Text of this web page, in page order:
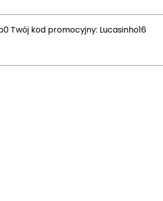
Twój kod promocyjny: Lucasinho16